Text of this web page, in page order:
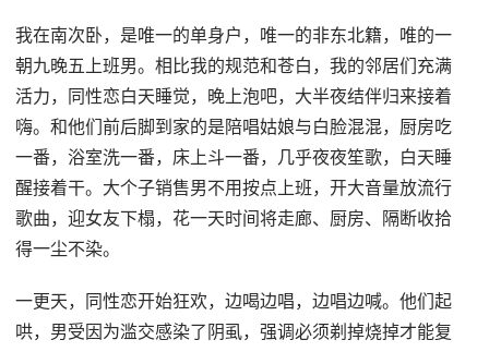
我在南次卧，是唯一的单身户，唯一的非东北籍，唯的一
朝九晚五上班男。相比我的规范和苍白，我的邻居们充满
活力，同性恋白天睡觉，晚上泡吧，大半夜结伴归来接着
嗨。和他们前后脚到家的是陪唱姑娘与白脸混混，厨房吃
一番，浴室洗一番，床上斗一番，几乎夜夜笙歌，白天睡
醒接着干。大个子销售男不用按点上班，开大音量放流行
歌曲，迎女友下榻，花一天时间将走廊、厨房、隔断收拾
得一尘不染。
一更天，同性恋开始狂欢，边喝边唱，边唱边喊。他们起
哄，男受因为滥交感染了阴虱，强调必须剃掉烧掉才能复